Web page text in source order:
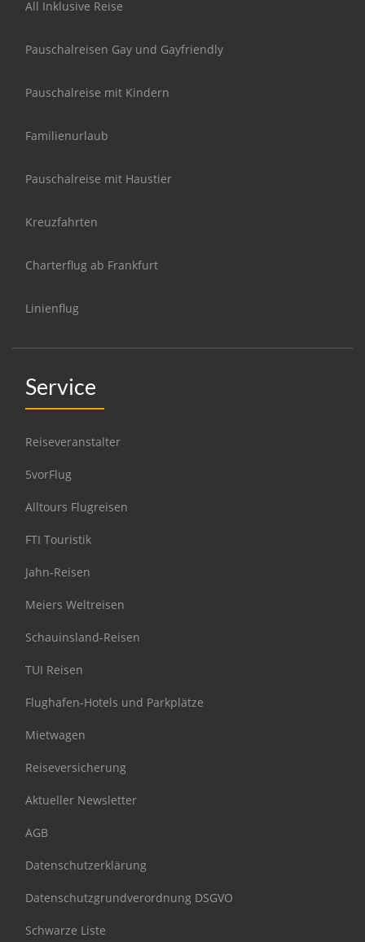
All Inklusive Reise
Pauschalreisen Gay und Gayfriendly
Pauschalreise mit Kindern
Familienurlaub
Pauschalreise mit Haustier
Kreuzfahrten
Charterflug ab Frankfurt
Linienflug
Service
Reiseveranstalter
5vorFlug
Alltours Flugreisen
FTI Touristik
Jahn-Reisen
Meiers Weltreisen
Schauinsland-Reisen
TUI Reisen
Flughafen-Hotels und Parkplätze
Mietwagen
Reiseversicherung
Aktueller Newsletter
AGB
Datenschutzerklärung
Datenschutzgrundverordnung DSGVO
Schwarze Liste